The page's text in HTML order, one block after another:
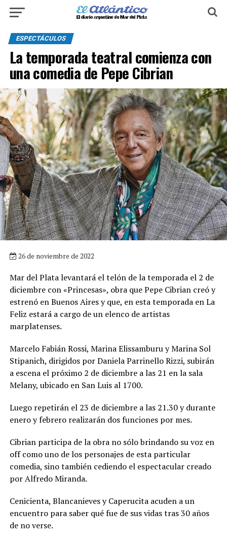
ESPECTÁCULOS
La temporada teatral comienza con
una comedia de Pepe Cibrian
26 de noviembre de 2022
Mar del Plata levantará el telón de la temporada el 2 de
diciembre con «Princesas», obra que Pepe Cibrian creó y
estrenó en Buenos Aires y que, en esta temporada en La
Feliz estará a cargo de un elenco de artistas
marplatenses.
Marcelo Fabián Rossi, Marina Elissamburu y Marina Sol
Stipanich, dirigidos por Daniela Parrinello Rizzi, subirán
a escena el próximo 2 de diciembre a las 21 en la sala
Melany, ubicado en San Luis al 1700.
Luego repetirán el 23 de diciembre a las 21.30 y durante
enero y febrero realizarán dos funciones por mes.
Cibrian participa de la obra no sólo brindando su voz en
off como uno de los personajes de esta particular
comedia, sino también cediendo el espectacular creado
por Alfredo Miranda.
Cenicienta, Blancanieves y Caperucita acuden a un
encuentro para saber qué fue de sus vidas tras 30 años
de no verse.